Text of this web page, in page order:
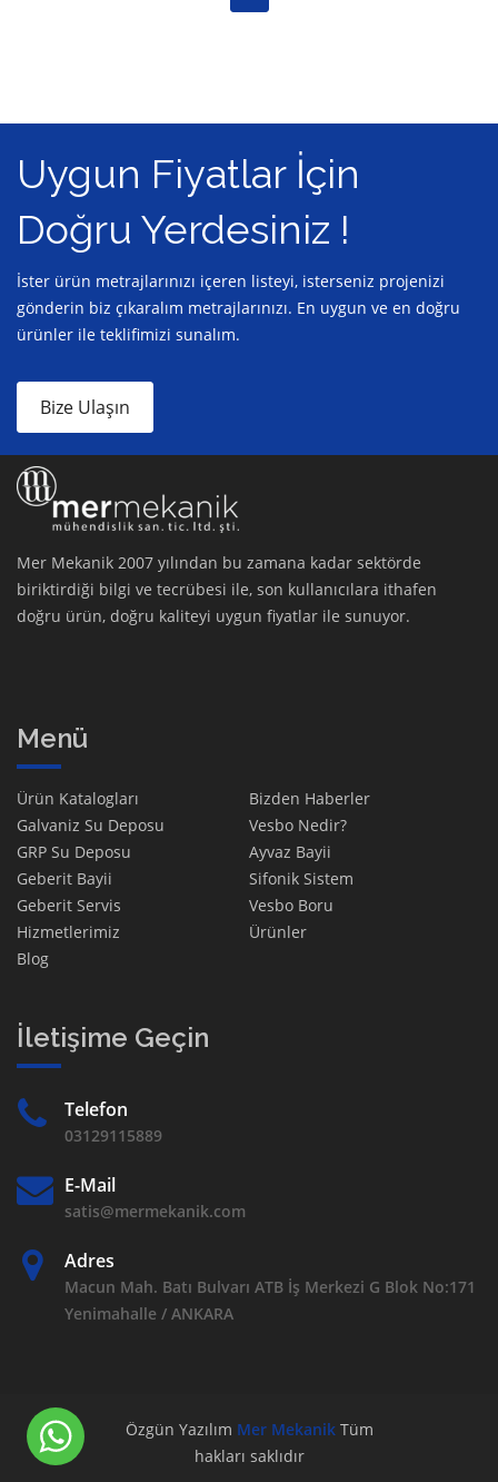
Uygun Fiyatlar İçin
Doğru Yerdesiniz !
İster ürün metrajlarınızı içeren listeyi, isterseniz projenizi
gönderin biz çıkaralım metrajlarınızı. En uygun ve en doğru
ürünler ile teklifimizi sunalım.
Bize Ulaşın
Mer Mekanik 2007 yılından bu zamana kadar sektörde
biriktirdiği bilgi ve tecrübesi ile, son kullanıcılara ithafen
doğru ürün, doğru kaliteyi uygun fiyatlar ile sunuyor.
Menü
Ürün Katalogları
Bizden Haberler
Galvaniz Su Deposu
Vesbo Nedir?
GRP Su Deposu
Ayvaz Bayii
Geberit Bayii
Sifonik Sistem
Geberit Servis
Vesbo Boru
Hizmetlerimiz
Ürünler
Blog
İletişime Geçin
Telefon
03129115889
E-Mail
satis@mermekanik.com
Adres
Macun Mah. Batı Bulvarı ATB İş Merkezi G Blok No:171
Yenimahalle / ANKARA
Özgün Yazılım Mer MekanikTüm
hakları saklıdır